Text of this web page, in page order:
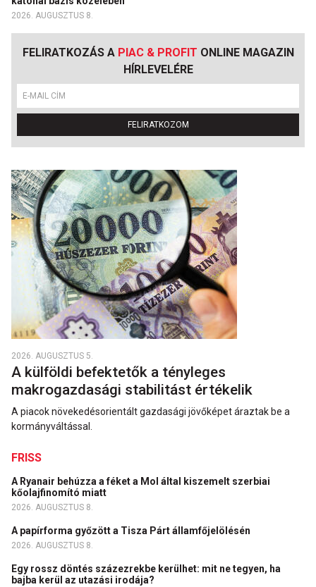
2026. AUGUSZTUS 8.
FELIRATKOZÁS A PIAC & PROFIT ONLINE MAGAZIN
HÍRLEVELÉRE
FELIRATKOZOM
2026. AUGUSZTUS 5.
A külföldi befektetők a tényleges
makrogazdasági stabilitást értékelik
A piacok növekedésorientált gazdasági jövőképet áraztak be a
kormányváltással.
FRISS
A Ryanair behúzza a féket a Mol által kiszemelt szerbiai
kőolajfinomító miatt
2026. AUGUSZTUS 8.
A papírforma győzött a Tisza Párt államfőjelölésén
2026. AUGUSZTUS 8.
Egy rossz döntés százezrekbe kerülhet: mit ne tegyen, ha
bajba kerül az utazási irodája?